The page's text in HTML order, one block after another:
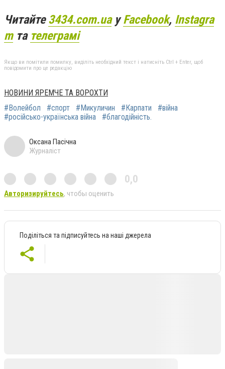
Читайте3434.com.uaуFacebook, Instagra
mта телеграмі
Якщо ви помітили помилку, виділіть необхідний текст і натисніть Ctrl + Enter, щоб
повідомити про це редакцію
НОВИНИ ЯРЕМЧЕ ТА ВОРОХТИ
#Волейбол
#спорт #Микуличин #Карпати
#війна
#російсько-українська війна
#благодійність.
Оксана Пасічна
Журналіст
0,0
Авторизируйтесь, чтобы оценить
Поділіться та підписуйтесь на наші джерела